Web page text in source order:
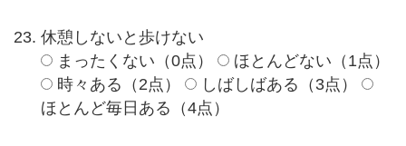
休憩しないと歩けない
まったくない（0点）
ほとんどない（1点）
時々ある（2点）
しばしばある（3点）
ほとんど毎日ある（4点）